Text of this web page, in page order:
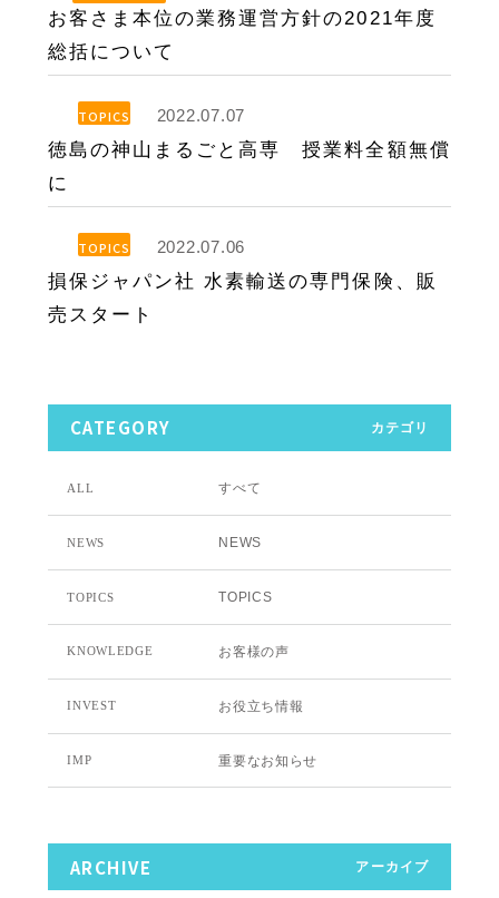
お客さま本位の業務運営方針の2021年度
総括について
TOPICS 2022.07.07
徳島の神山まるごと高専 授業料全額無償
に
TOPICS 2022.07.06
損保ジャパン社 水素輸送の専門保険、販
売スタート
CATEGORY カテゴリ
ALL すべて
NEWS NEWS
TOPICS TOPICS
KNOWLEDGE お客様の声
INVEST お役立ち情報
IMP 重要なお知らせ
ARCHIVE アーカイブ